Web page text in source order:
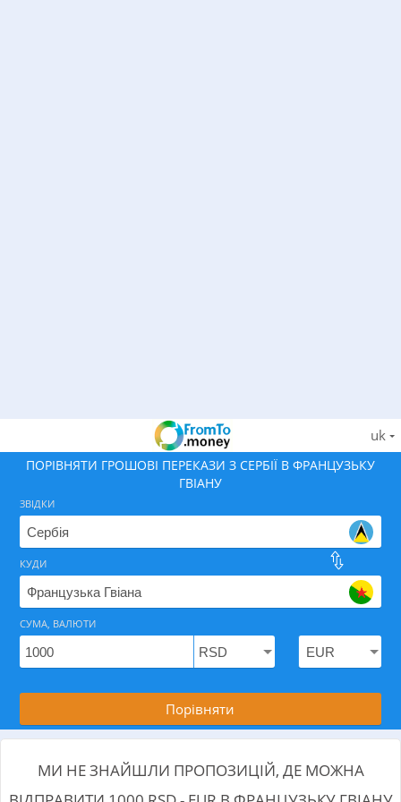
uk
ПОРІВНЯТИ ГРОШОВІ ПЕРЕКАЗИ З СЕРБІЇ В ФРАНЦУЗЬКУ
ГВІАНУ
Знайдіть найкращий спосіб як відправити гроші з
ЗВІДКИ
КУДИ
СУМА, ВАЛЮТИ
Порівняти
МИ НЕ ЗНАЙШЛИ ПРОПОЗИЦІЙ, ДЕ МОЖНА